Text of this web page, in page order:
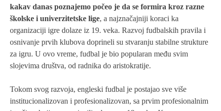
kakav danas poznajemo počeo je da se formira kroz razne
školske i univerzitetske lige, a najznačajniji koraci ka
organizaciji igre dolaze iz 19. veka. Razvoj fudbalskih pravila i
osnivanje prvih klubova doprineli su stvaranju stabilne strukture
za igru. U ovo vreme, fudbal je bio popularan među svim
slojevima društva, od radnika do aristokratije.
Tokom svog razvoja, engleski fudbal je postajao sve više
institucionalizovan i profesionalizovan, sa prvim profesionalnim